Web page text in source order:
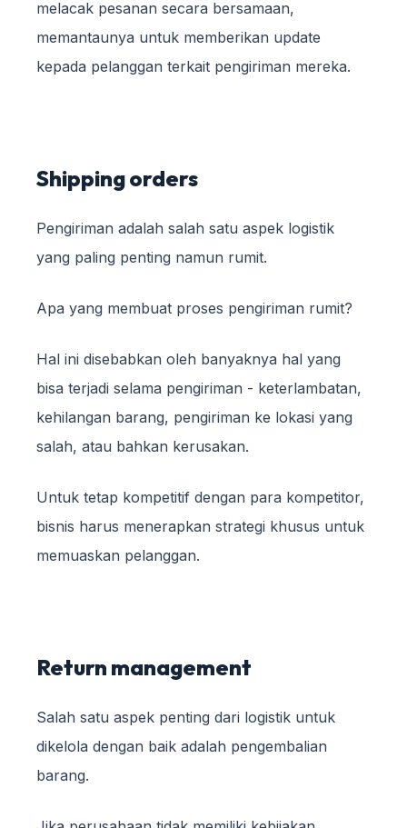
melacak pesanan secara bersamaan,
memantaunya untuk memberikan update
kepada pelanggan terkait pengiriman mereka.
Shipping orders
Pengiriman adalah salah satu aspek logistik
yang paling penting namun rumit.
Apa yang membuat proses pengiriman rumit?
Hal ini disebabkan oleh banyaknya hal yang
bisa terjadi selama pengiriman - keterlambatan,
kehilangan barang, pengiriman ke lokasi yang
salah, atau bahkan kerusakan.
Untuk tetap kompetitif dengan para kompetitor,
bisnis harus menerapkan strategi khusus untuk
memuaskan pelanggan.
Return management
Salah satu aspek penting dari logistik untuk
dikelola dengan baik adalah pengembalian
barang.